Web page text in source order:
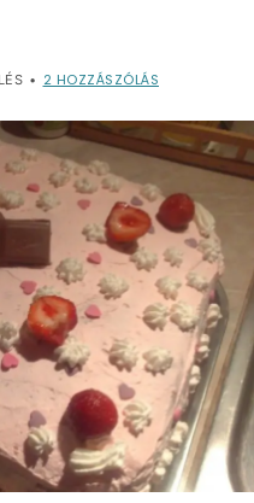
• 2 HOZZÁSZÓLÁS